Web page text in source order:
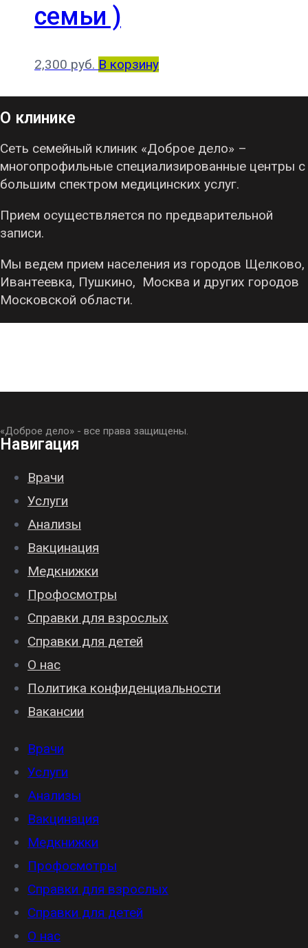
семьи )
2,300 руб. В корзину
О клинике
Сеть семейный клиник «Доброе дело» –
многопрофильные специализированные центры с
большим спектром медицинских услуг.
Прием осуществляется по предварительной
записи.
Мы ведем прием населения из городов Щелково,
Ивантеевка, Пушкино, Москва и других городов
Московской области.
«Доброе дело» - все права защищены.
Навигация
Врачи
Услуги
Анализы
Вакцинация
Медкнижки
Профосмотры
Справки для взрослых
Справки для детей
О нас
Политика конфиденциальности
Вакансии
Врачи
Услуги
Анализы
Вакцинация
Медкнижки
Профосмотры
Справки для взрослых
Справки для детей
О нас